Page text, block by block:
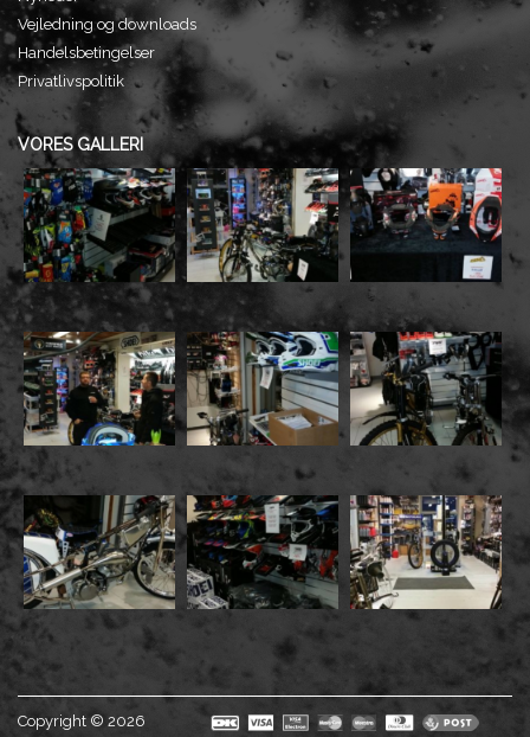
Vejledning og downloads
Handelsbetingelser
Privatlivspolitik
VORES GALLERI
Copyright © 2026